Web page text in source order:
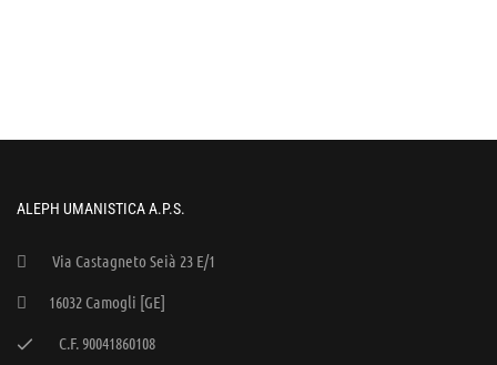
ALEPH UMANISTICA A.P.S.
Via Castagneto Seià 23 E/1
16032 Camogli [GE]
C.F. 90041860108